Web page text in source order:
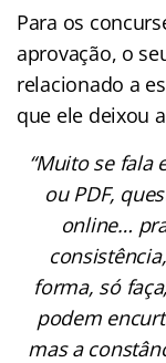
Para os
aprovação, o
relacionado a
que ele deixou
“Muito se fala
ou PDF,
online…
forma, só
podem
mas a